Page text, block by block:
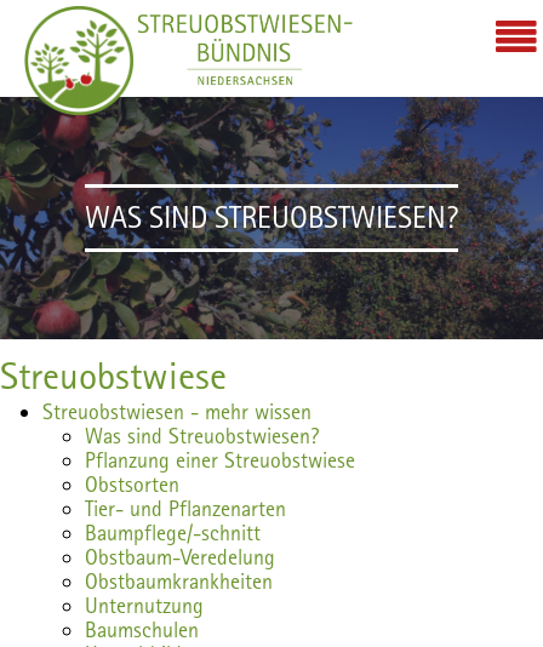
WAS SIND STREUOBSTWIESEN?
Streuobstwiese
Streuobstwiesen - mehr wissen
Was sind Streuobstwiesen?
Pflanzung einer Streuobstwiese
Obstsorten
Tier- und Pflanzenarten
Baumpflege/-schnitt
Obstbaum-Veredelung
Obstbaumkrankheiten
Unternutzung
Baumschulen